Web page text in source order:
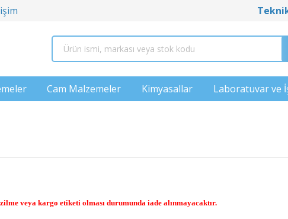
Cam Malzemeler Kimyasallar Laboratuvar ve
veya kargo etiketi olması durumunda iade alınmayacaktır.